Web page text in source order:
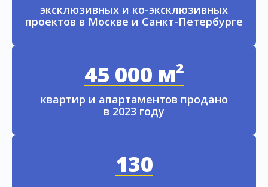
эксклюзивных и ко-эксклюзивных
проектов в Москве и Санкт-Петербурге
45 000 м²
квартир и апартаментов продано
в 2023 году
130